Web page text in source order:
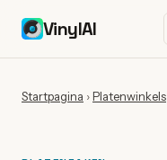
VinylAI
Startpagina ›Platenwinkels